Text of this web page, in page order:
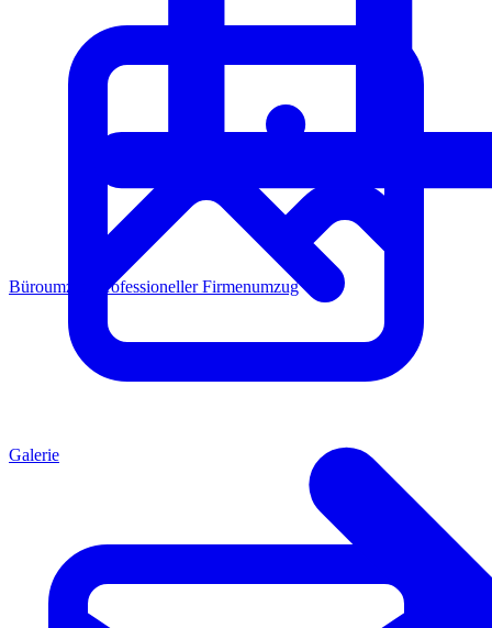
Büroumzug Professioneller Firmenumzug
Galerie